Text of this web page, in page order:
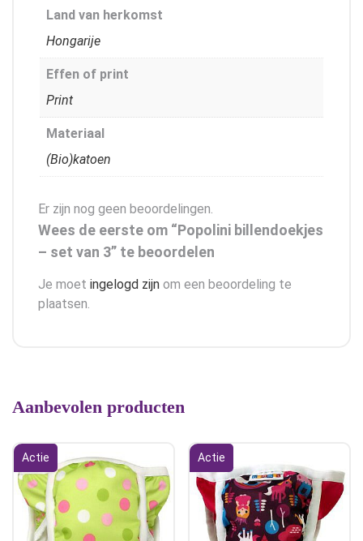
Land van herkomst
Hongarije
Effen of print
Print
Materiaal
(Bio)katoen
Er zijn nog geen beoordelingen.
Wees de eerste om “Popolini billendoekjes
– set van 3” te beoordelen
Je moet ingelogd zijn om een beoordeling te
plaatsen.
Aanbevolen producten
Actie Actie